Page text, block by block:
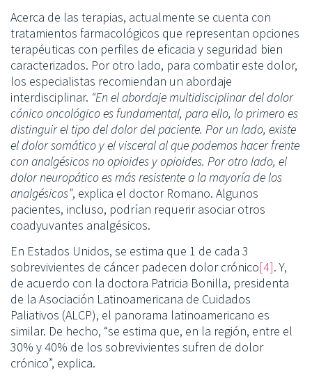
Acerca de las terapias, actualmente se cuenta con
tratamientos farmacológicos que representan opciones
terapéuticas con perfiles de eficacia y seguridad bien
caracterizados. Por otro lado, para combatir este dolor,
los especialistas recomiendan un abordaje
interdisciplinar. “En el abordaje multidisciplinar del dolor
cónico oncológico es fundamental, para ello, lo primero es
distinguir el tipo del dolor del paciente. Por un lado, existe
el dolor somático y el visceral al que podemos hacer frente
con analgésicos no opioides y opioides. Por otro lado, el
dolor neuropático es más resistente a la mayoría de los
analgésicos”, explica el doctor Romano. Algunos
pacientes, incluso, podrían requerir asociar otros
coadyuvantes analgésicos.
En Estados Unidos, se estima que 1 de cada 3
sobrevivientes de cáncer padecen dolor crónico[4]. Y,
de acuerdo con la doctora Patricia Bonilla, presidenta
de la Asociación Latinoamericana de Cuidados
Paliativos (ALCP), el panorama latinoamericano es
similar. De hecho, “se estima que, en la región, entre el
30% y 40% de los sobrevivientes sufren de dolor
crónico”, explica.